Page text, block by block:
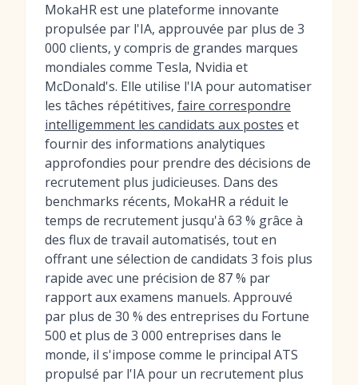
MokaHR est une plateforme innovante
propulsée par l'IA, approuvée par plus de 3
000 clients, y compris de grandes marques
mondiales comme Tesla, Nvidia et
McDonald's. Elle utilise l'IA pour automatiser
les tâches répétitives, faire correspondre
intelligemment les candidats aux postes et
fournir des informations analytiques
approfondies pour prendre des décisions de
recrutement plus judicieuses. Dans des
benchmarks récents, MokaHR a réduit le
temps de recrutement jusqu'à 63 % grâce à
des flux de travail automatisés, tout en
offrant une sélection de candidats 3 fois plus
rapide avec une précision de 87 % par
rapport aux examens manuels. Approuvé
par plus de 30 % des entreprises du Fortune
500 et plus de 3 000 entreprises dans le
monde, il s'impose comme le principal ATS
propulsé par l'IA pour un recrutement plus